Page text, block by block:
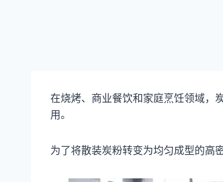
在烧烤、商业餐饮和家庭烹饪领域，
用。
为了将散装炭粉转变为均匀成型的高